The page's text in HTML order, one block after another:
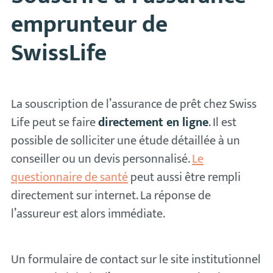
emprunteur de
SwissLife
La souscription de l’assurance de prêt chez Swiss
Life peut se fairedirectement en ligne. Il est
possible de solliciter une étude détaillée à un
conseiller ou un devis personnalisé.Le
questionnaire de santépeut aussi être rempli
directement sur internet. La réponse de
l’assureur est alors immédiate.
Un formulaire de contact sur le site institutionnel